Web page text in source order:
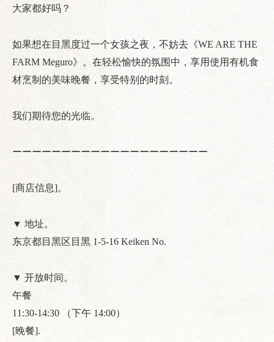
大家都好吗？
如果想在目黑度过一个女孩之夜，不妨去《WE ARE THE
FARM Meguro》。在轻松愉快的氛围中，享用使用有机食
材烹制的美味晚餐，享受特别的时刻。
我们期待您的光临。
ーーーーーーーーーーーーーーーーーーーー
[商店信息]。
▼ 地址。
东京都目黑区目黑 1-5-16 Keiken No.
▼ 开放时间。
午餐
11:30-14:30 （下午 14:00）
[晚餐].